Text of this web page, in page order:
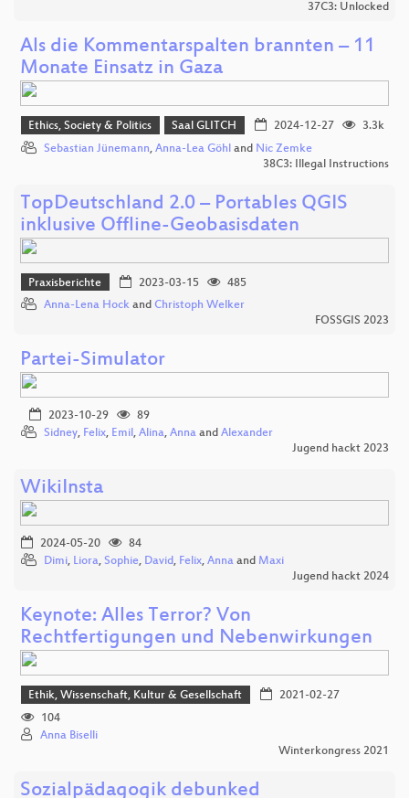
37C3: Unlocked
Als die Kommentarspalten brannten – 11
Monate Einsatz in Gaza
Ethics, Society & Politics Saal GLITCH 2024-12-27
3.3k
Sebastian Jünemann, Anna-Lea Göhl and Nic Zemke
38C3: Illegal Instructions
TopDeutschland 2.0 – Portables QGIS
inklusive Offline-Geobasisdaten
Praxisberichte 2023-03-15
485
Anna-Lena Hock and Christoph Welker
FOSSGIS 2023
Partei-Simulator
2023-10-29
89
Sidney, Felix, Emil, Alina, Anna and Alexander
Jugend hackt 2023
WikiInsta
2024-05-20
84
Dimi, Liora, Sophie, David, Felix, Anna and Maxi
Jugend hackt 2024
Keynote: Alles Terror? Von
Rechtfertigungen und Nebenwirkungen
Ethik, Wissenschaft, Kultur & Gesellschaft
2021-02-27
104
Anna Biselli
Winterkongress 2021
Sozialpädagogik debunked